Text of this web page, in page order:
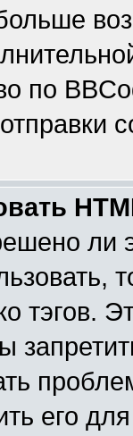
по
тэгов.
его